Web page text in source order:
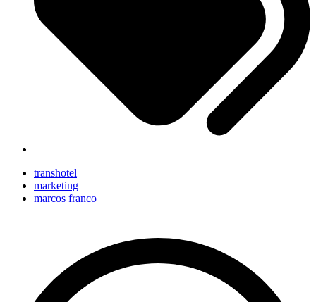
transhotel
marketing
marcos franco